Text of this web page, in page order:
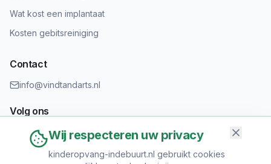
Wat kost een implantaat
Kosten gebitsreiniging
Contact
info@vindtandarts.nl
Volg ons
Wij respecteren uw privacy
kinderopvang-indebuurt.nl gebruikt cookies